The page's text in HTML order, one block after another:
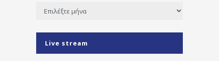
Ιστορικό
Live stream